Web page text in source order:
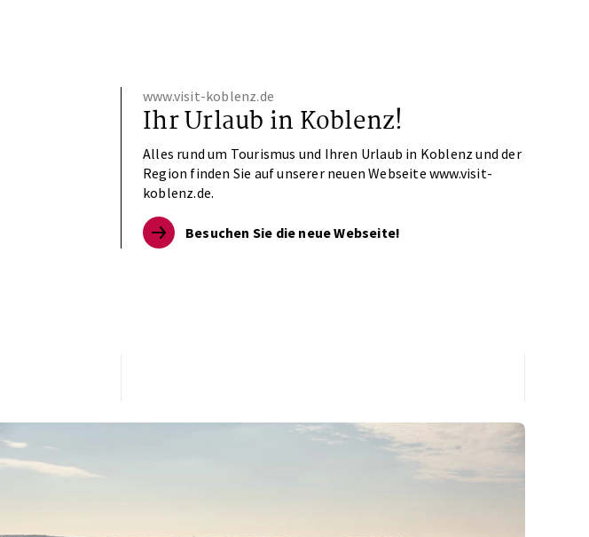
www.visit-koblenz.de
Ihr Urlaub in Koblenz!
Alles rund um Tourismus und Ihren Urlaub in Koblenz und der
Region finden Sie auf unserer neuen Webseite www.visit-
koblenz.de.
Besuchen Sie die neue Webseite!